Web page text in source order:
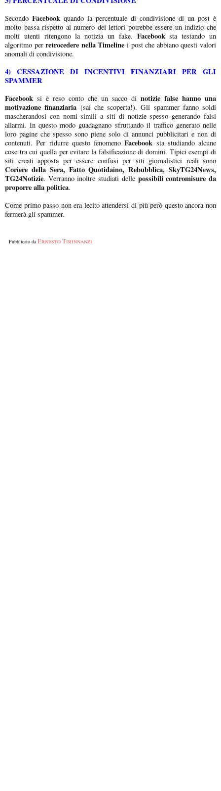
Secondo Facebook quando la percentuale di condivisione di un post è
molto bassa rispetto al numero dei lettori potrebbe essere un indizio che
molti utenti ritengono la notizia un fake. Facebooksta testando un
algoritmo perretrocedere nella Timeline i post che abbiano questi valori
anomali di condivisione.
4) CESSAZIONE DI INCENTIVI FINANZIARI PER GLI
SPAMMER
Facebook si è reso conto che un sacco di notizie false hanno una
motivazione finanziaria (sai che scoperta!). Gli spammer fanno soldi
mascherandosi con nomi simili a siti di notizie spesso generando falsi
allarmi. In questo modo guadagnano sfruttando il traffico generato nelle
loro pagine che spesso sono piene solo di annunci pubblicitari e non di
contenuti. Per ridurre questo fenomeno Facebook sta studiando alcune
cose tra cui quella per evitare la falsificazione di domini. Tipici esempi di
siti creati apposta per essere confusi per siti giornalistici reali sono
Coriere della Sera, Fatto Quotidaino, Rebubblica, SkyTG24News,
TG24Notizie. Verranno inoltre studiati delle possibili contromisure da
proporre alla politica.
Come primo passo non era lecito attendersi di più però questo ancora non
fermerà gli spammer.
Pubblicato daErnesto Tirinnanzi